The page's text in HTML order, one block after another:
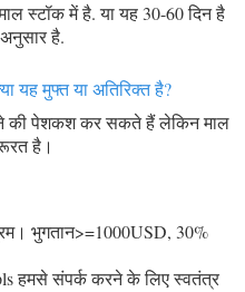
स्टॉक में है. या यह 30-60 दिन है
है.
यह मुफ्त या अतिरिक्त है?
की पेशकश कर सकते हैं लेकिन माल
है।
भुगतान>=1000USD, 30%
हमसे संपर्क करने के लिए स्वतंत्र